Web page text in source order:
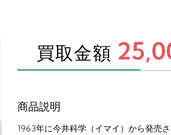
買取金額
商品説明
1963年に今井科学（イマイ）から発売